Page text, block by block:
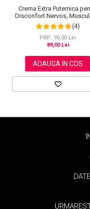
Crema Extra Puternica
Disconfort Nervos,
Articular, 120 g
(4)
PRP: 95,00 Lei
89,00 Lei
ADAUGA IN COS